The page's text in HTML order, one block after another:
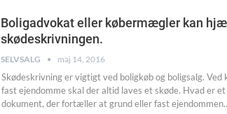
Boligadvokat eller købermægler kan
skødeskrivningen.
SELVSALG maj 14, 2016
Skødeskrivning er vigtigt ved boligkøb og boligsalg. Ved
fast ejendomme skal der altid laves et skøde. Hvad er
dokument, der fortæller at grund eller fast